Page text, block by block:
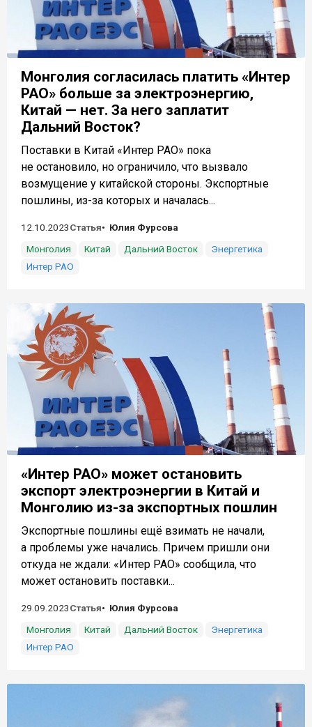
Монголия согласилась платить «Интер
РАО» больше за электроэнергию,
Китай — нет. За него заплатит
Дальний Восток?
Поставки в Китай «Интер РАО» пока
не остановило, но ограничило, что вызвало
возмущение у китайской стороны. Экспортные
пошлины, из-за которых и началась...
12.10.2023Статья
Юлия Фурсова
Монголия
Китай Дальний Восток
Энергетика
Интер РАО
«Интер РАО» может остановить
экспорт электроэнергии в Китай и
Монголию из-за экспортных пошлин
Экспортные пошлины ещё взимать не начали,
а проблемы уже начались. Причем пришли они
откуда не ждали: «Интер РАО» сообщила, что
может остановить поставки...
29.09.2023Статья
Юлия Фурсова
Монголия
Китай Дальний Восток
Энергетика
Интер РАО